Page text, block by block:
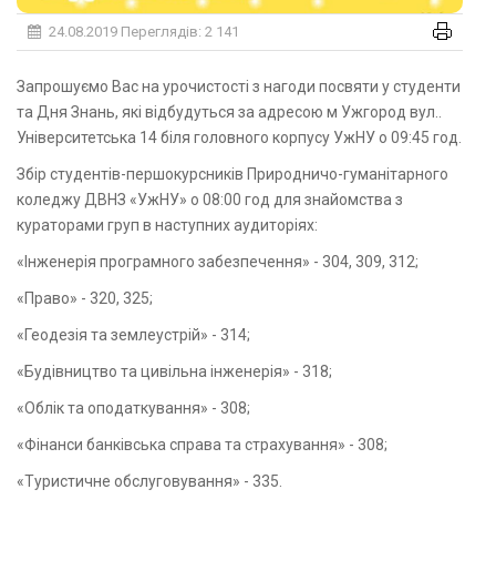
24.08.2019 Переглядів: 2 141
Запрошуємо Вас на урочистості з нагоди посвяти у студенти
та Дня Знань, які відбудуться за адресою м Ужгород вул..
Університетська 14 біля головного корпусу УжНУ о 09:45 год.
Збір студентів-першокурсників Природничо-гуманітарного
коледжу ДВНЗ «УжНУ» о 08:00 год для знайомства з
кураторами груп в наступних аудиторіях:
«Інженерія програмного забезпечення» - 304, 309, 312;
«Право» - 320, 325;
«Геодезія та землеустрій» - 314;
«Будівництво та цивільна інженерія» - 318;
«Облік та оподаткування» - 308;
«Фінанси банківська справа та страхування» - 308;
«Туристичне обслуговування» - 335.